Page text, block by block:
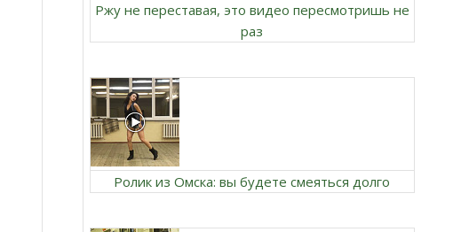
Ржу не переставая, это видео пересмотришь не
раз
Ролик из Омска: вы будете смеяться долго